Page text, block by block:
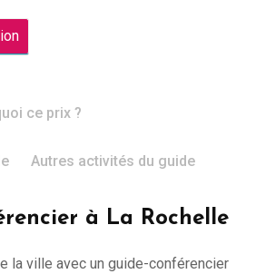
ce prix ?
Autres activités du guide
à La Rochelle
la ville avec un guide-conférencier